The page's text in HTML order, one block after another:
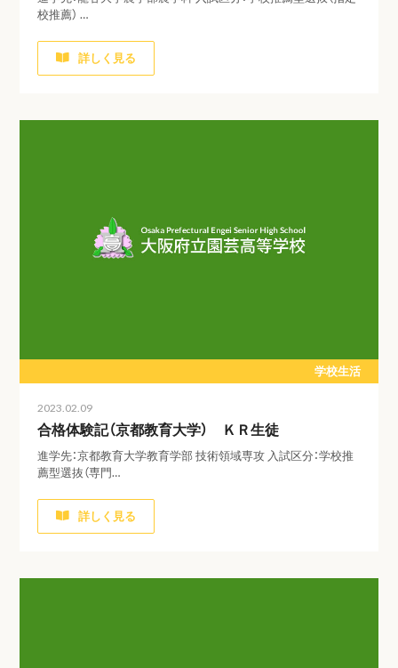
校推薦） …
詳しく見る
学校生活
2023.02.09
合格体験記（京都教育大学） ＫＲ生徒
進学先：京都教育大学教育学部 技術領域専攻 入試区分：学校推
薦型選抜（専門…
詳しく見る